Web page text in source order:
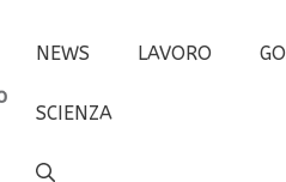
NEWS LAVORO
SCIENZA